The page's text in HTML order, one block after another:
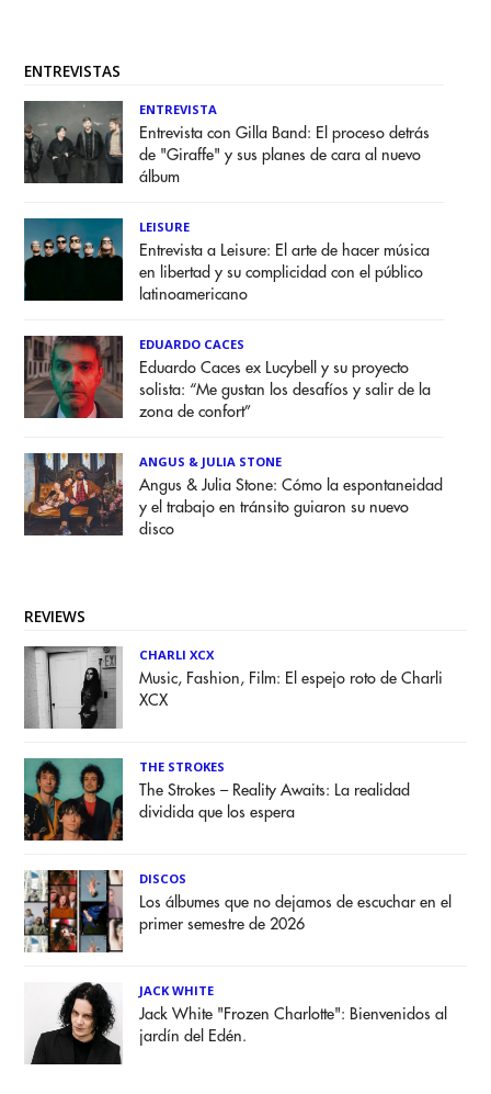
ENTREVISTAS
ENTREVISTA
Entrevista con Gilla Band: El proceso detrás
de "Giraffe" y sus planes de cara al nuevo
álbum
LEISURE
Entrevista a Leisure: El arte de hacer música
en libertad y su complicidad con el público
latinoamericano
EDUARDO CACES
Eduardo Caces ex Lucybell y su proyecto
solista: “Me gustan los desafíos y salir de la
zona de confort”
ANGUS & JULIA STONE
Angus & Julia Stone: Cómo la espontaneidad
y el trabajo en tránsito guiaron su nuevo
disco
REVIEWS
CHARLI XCX
Music, Fashion, Film: El espejo roto de Charli
XCX
THE STROKES
The Strokes – Reality Awaits: La realidad
dividida que los espera
DISCOS
Los álbumes que no dejamos de escuchar en el
primer semestre de 2026
JACK WHITE
Jack White "Frozen Charlotte": Bienvenidos al
jardín del Edén.